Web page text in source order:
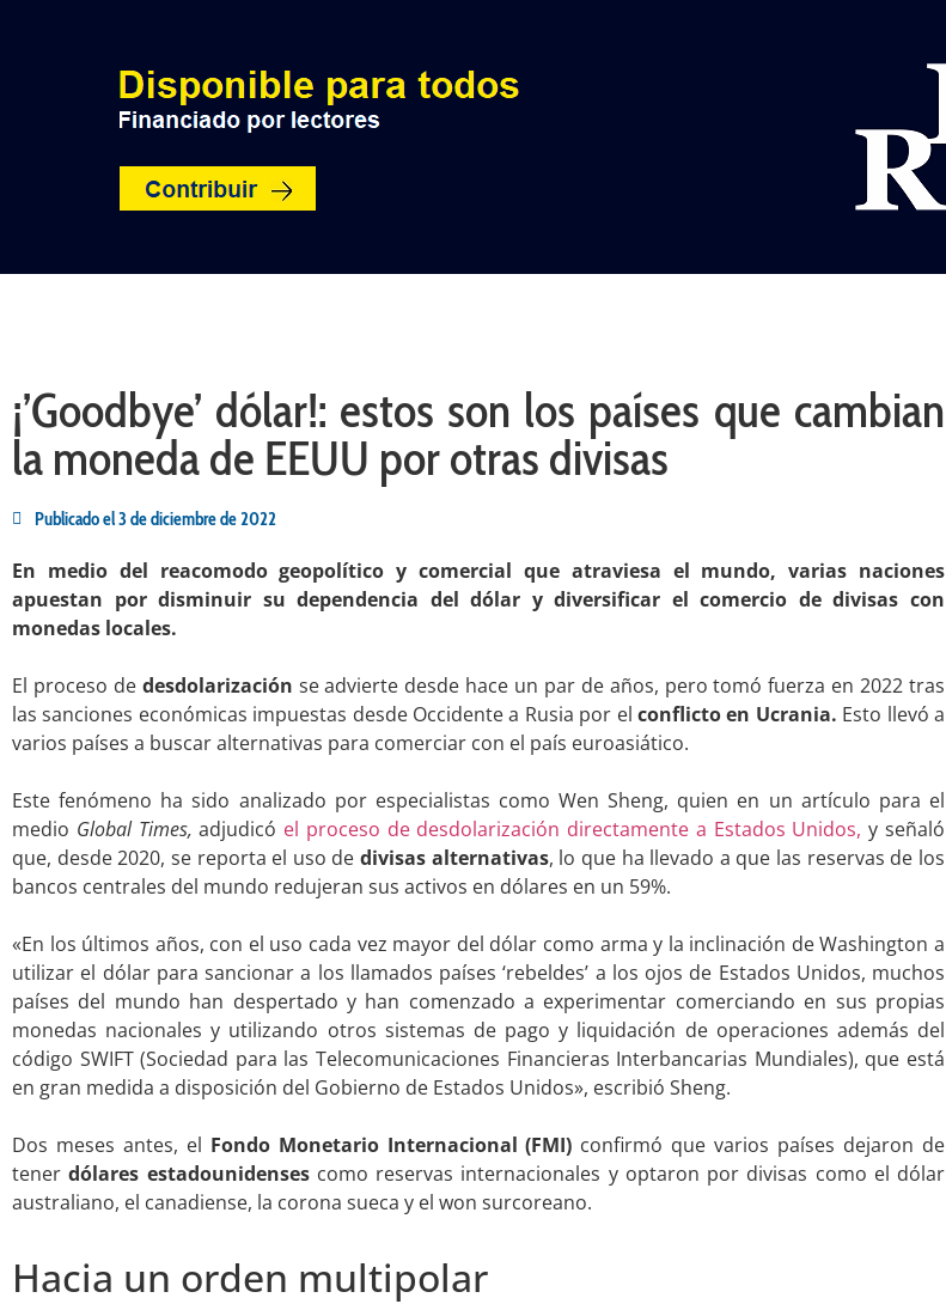
¡’Goodbye’ dólar!: estos son los países que cambian
la moneda de EEUU por otras divisas
Publicado el3 de diciembre de 2022
En medio del reacomodo geopolítico y comercial que atraviesa el mundo, varias naciones
apuestan por disminuir su dependencia del dólar y diversificar el comercio de divisas con
monedas locales.
El proceso de desdolarización se advierte desde hace un par de años, pero tomó fuerza en 2022 tras
las sanciones económicas impuestas desde Occidente a Rusia por el conflicto en Ucrania. Esto llevó a
varios países a buscar alternativas para comerciar con el país euroasiático.
Este fenómeno ha sido analizado por especialistas como Wen Sheng, quien en un artículo para el
medio Global Times, adjudicó el proceso de desdolarización directamente a Estados Unidos,y señaló
que, desde 2020, se reporta el uso de divisas alternativas, lo que ha llevado a que las reservas de los
bancos centrales del mundo redujeran sus activos en dólares en un 59%.
«En los últimos años, con el uso cada vez mayor del dólar como arma y la inclinación de Washington a
utilizar el dólar para sancionar a los llamados países ‘rebeldes’ a los ojos de Estados Unidos, muchos
países del mundo han despertado y han comenzado a experimentar comerciando en sus propias
monedas nacionales y utilizando otros sistemas de pago y liquidación de operaciones además del
código SWIFT (Sociedad para las Telecomunicaciones Financieras Interbancarias Mundiales), que está
en gran medida a disposición del Gobierno de Estados Unidos», escribió Sheng.
Dos meses antes, el Fondo Monetario Internacional (FMI) confirmó que varios países dejaron de
tenerdólares estadounidenses como reservas internacionales y optaron por divisas como el dólar
australiano, el canadiense, la corona sueca y el won surcoreano.
Hacia un orden multipolar